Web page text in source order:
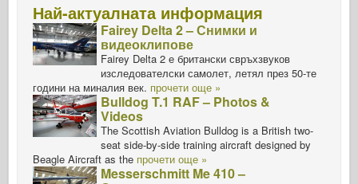
Най-актуалната информация
Fairey Delta 2 – Снимки и
видеоклипове
Fairey Delta 2 е британски свръхзвуков
изследователски самолет, летял през 50-те
години на миналия век. прочети още »
Bulldog T.1 RAF – Photos &
Videos
The Scottish Aviation Bulldog is a British two-
seat side-by-side training aircraft designed by
Beagle Aircraft as the прочети още »
Messerschmitt Me 410 –